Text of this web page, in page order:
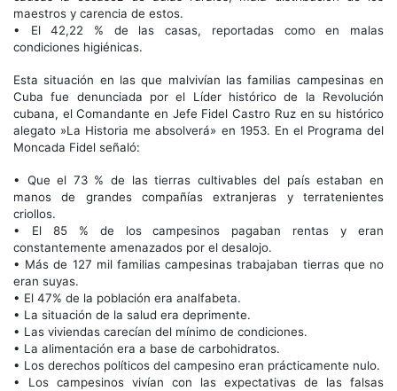
maestros y carencia de estos.
• El 42,22 % de las casas, reportadas como en malas
condiciones higiénicas.
Esta situación en las que malvivían las familias campesinas en
Cuba fue denunciada por el Líder histórico de la Revolución
cubana, el Comandante en Jefe Fidel Castro Ruz en su histórico
alegato »La Historia me absolverá» en 1953. En el Programa del
Moncada Fidel señaló:
• Que el 73 % de las tierras cultivables del país estaban en
manos de grandes compañías extranjeras y terratenientes
criollos.
• El 85 % de los campesinos pagaban rentas y eran
constantemente amenazados por el desalojo.
• Más de 127 mil familias campesinas trabajaban tierras que no
eran suyas.
• El 47% de la población era analfabeta.
• La situación de la salud era deprimente.
• Las viviendas carecían del mínimo de condiciones.
• La alimentación era a base de carbohidratos.
• Los derechos políticos del campesino eran prácticamente nulo.
• Los campesinos vivían con las expectativas de las falsas